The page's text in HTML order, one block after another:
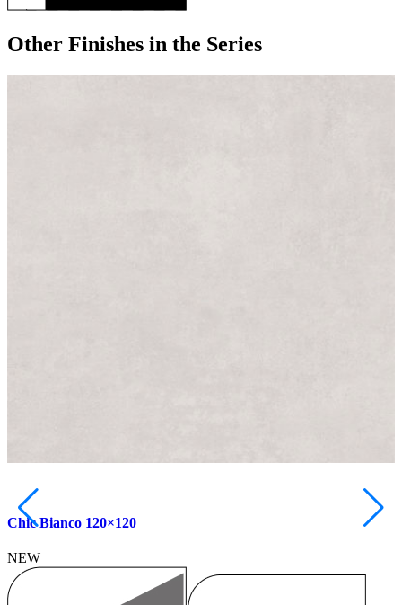
Other Finishes in the Series
Chic Bianco 120×120
NEW